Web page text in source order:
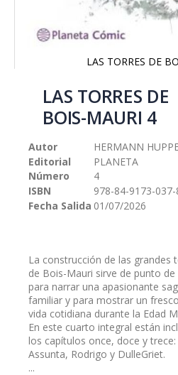
LAS TORRES DE
comienzo
galería
imágenes
LAS TORRES DE
BOIS-MAURI 4
Autor
HERMANN
Editorial
PLANETA
Número
4
ISBN
978-84-9173-037-
Fecha Salida 01/07/2026
La construcción de las grandes
de Bois-Mauri sirve de punto de
para narrar una apasionante
familiar y para mostrar un
vida cotidiana durante la Edad
En este cuarto integral están
los capítulos once, doce y trece:
Assunta, Rodrigo y DulleGriet.
...